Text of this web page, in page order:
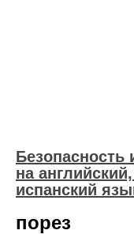
Безопасность
на
испанский
порез